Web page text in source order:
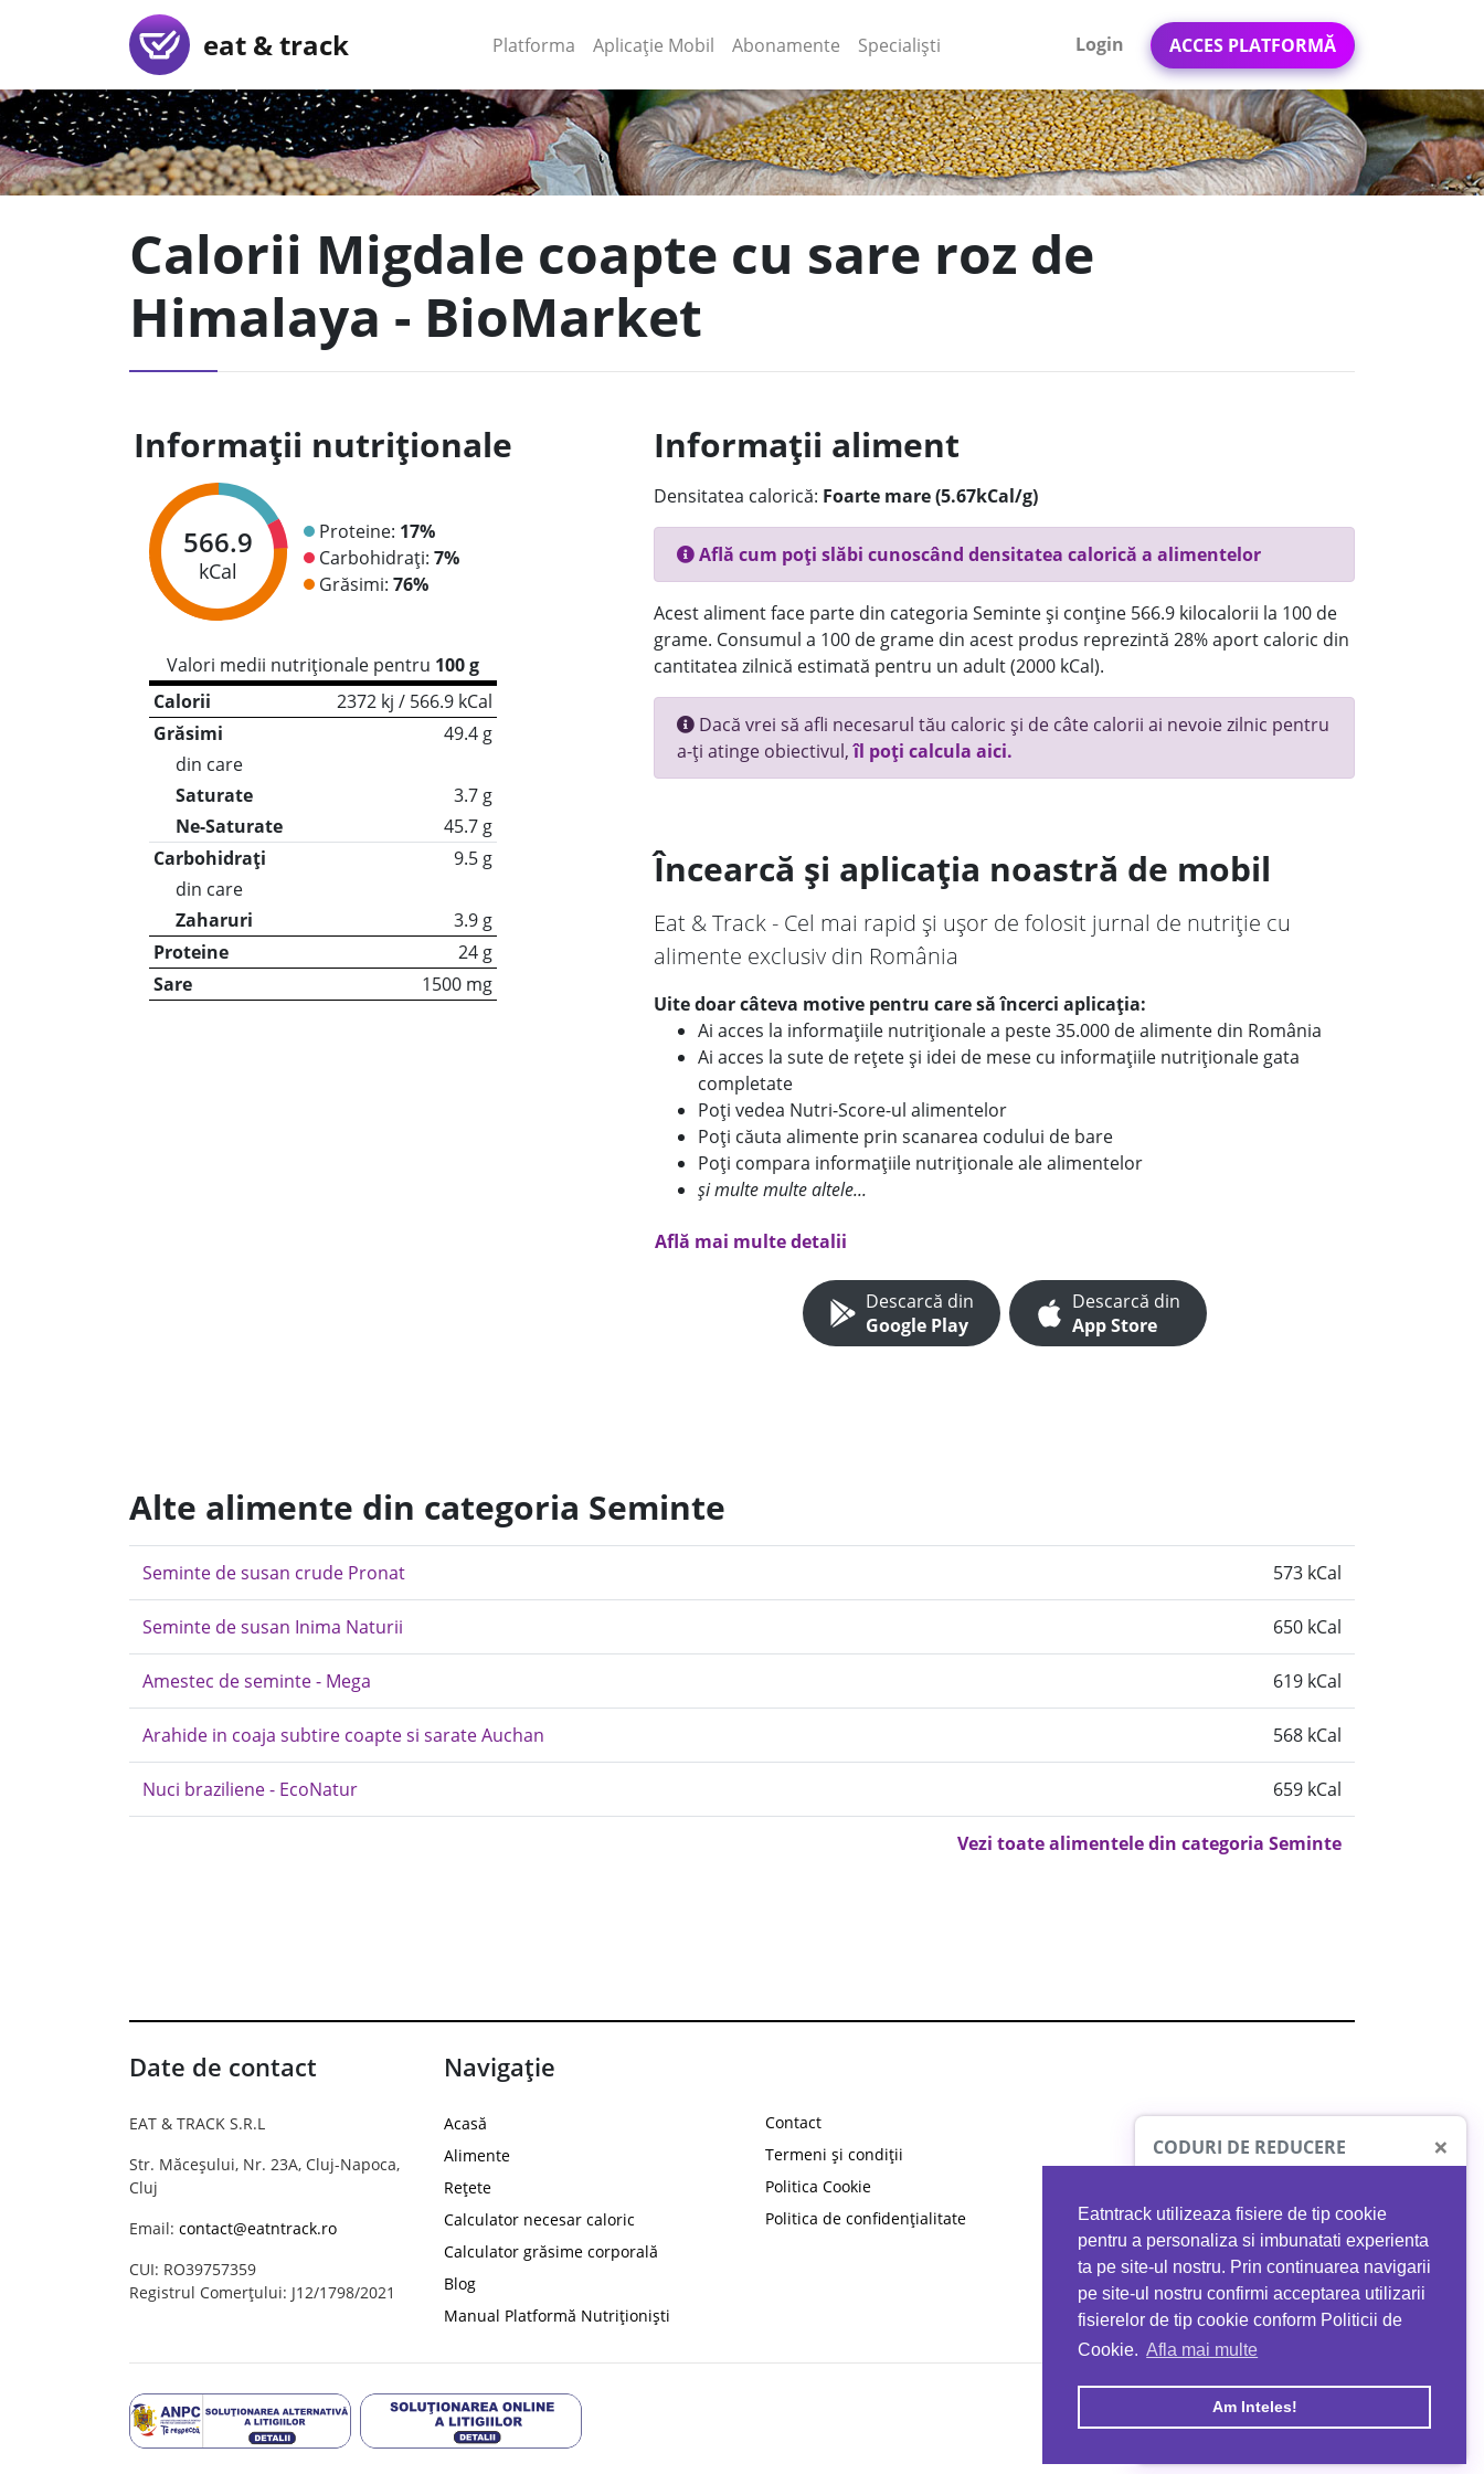
Eatntrack utilizeaza fisiere de tip cookie
pentru a personaliza si imbunatati experienta
ta pe site-ul nostru. Prin continuarea navigarii
pe site-ul nostru confirmi acceptarea utilizarii
fisierelor de tip cookie conform Politicii de
Cookie. Afla mai multe
Am Inteles!
eat & track Platforma (current)
Aplicație Mobil (current)
Abonamente Specialiști Login ACCES PLATFORMĂ
Calorii Migdale coapte cu sare roz de
Himalaya - BioMarket
Informații nutriționale
566.9
kCal
Proteine: 17%
Carbohidrați: 7%
Grăsimi: 76%
Valori medii nutriționale pentru 100 g
Calorii
2372 kj / 566.9 kCal
Grăsimi
49.4 g
din care
Saturate
3.7 g
Ne-Saturate
45.7 g
Carbohidrați
9.5 g
din care
Zaharuri
3.9 g
Proteine
24 g
Sare
1500 mg
Informații aliment
Densitatea calorică: Foarte mare (5.67kCal/g)
Află cum poți slăbi cunoscând densitatea calorică a alimentelor
Acest aliment face parte din categoria Seminte și conține 566.9 kilocalorii la 100 de
grame. Consumul a 100 de grame din acest produs reprezintă 28% aport caloric din
cantitatea zilnică estimată pentru un adult (2000 kCal).
Dacă vrei să afli necesarul tău caloric și de câte calorii ai nevoie zilnic pentru
a-ți atinge obiectivul,îl poți calcula aici.
Încearcă și aplicația noastră de mobil
Eat & Track - Cel mai rapid și ușor de folosit jurnal de nutriție cu
alimente exclusiv din România
Uite doar câteva motive pentru care să încerci aplicația:
Ai acces la informațiile nutriționale a peste 35.000 de alimente din România
Ai acces la sute de rețete și idei de mese cu informațiile nutriționale gata
completate
Poți vedea Nutri-Score-ul alimentelor
Poți căuta alimente prin scanarea codului de bare
Poți compara informațiile nutriționale ale alimentelor
și multe multe altele...
Află mai multe detalii
Descarcă din
Google Play
Descarcă din
App Store
Alte alimente din categoria Seminte
Seminte de susan crude Pronat 573 kCal
Seminte de susan Inima Naturii 650 kCal
Amestec de seminte - Mega 619 kCal
Arahide in coaja subtire coapte si sarate Auchan 568 kCal
Nuci braziliene - EcoNatur 659 kCal
Vezi toate alimentele din categoria Seminte
Date de contact
EAT & TRACK S.R.L
Str. Măceșului, Nr. 23A, Cluj-Napoca,
Cluj
Email: contact@eatntrack.ro
CUI: RO39757359
Registrul Comerțului: J12/1798/2021
Navigație
Acasă
Alimente
Rețete
Calculator necesar caloric
Calculator grăsime corporală
Blog
Manual Platformă Nutriționiști
Contact
Termeni și condiții
Politica Cookie
Politica de confidențialitate
CODURI DE REDUCERE ×
PROTO41
reducere la orice comandă
EATNTRACK
MYPROTEIN
Ai40%reducere la orice comandă
folosind codul EATTRACK